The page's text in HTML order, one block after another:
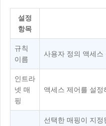
설정
항목
규칙
이름
사용자 정의 액세스
인트라
넷 매
핑
액세스 제어를 설정
선택한 매핑이 지